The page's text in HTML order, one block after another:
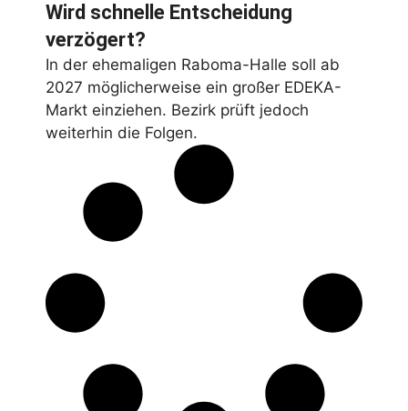
Wird schnelle Entscheidung
verzögert?
In der ehemaligen Raboma-Halle soll ab
2027 möglicherweise ein großer EDEKA-
Markt einziehen. Bezirk prüft jedoch
weiterhin die Folgen.